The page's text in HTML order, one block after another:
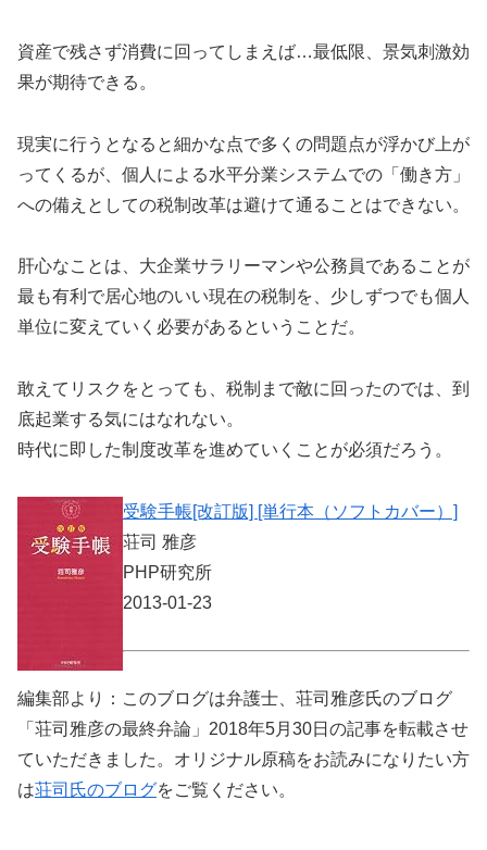
資産で残さず消費に回ってしまえば…最低限、景気刺激効
果が期待できる。
現実に行うとなると細かな点で多くの問題点が浮かび上が
ってくるが、個人による水平分業システムでの「働き方」
への備えとしての税制改革は避けて通ることはできない。
肝心なことは、大企業サラリーマンや公務員であることが
最も有利で居心地のいい現在の税制を、少しずつでも個人
単位に変えていく必要があるということだ。
敢えてリスクをとっても、税制まで敵に回ったのでは、到
底起業する気にはなれない。
時代に即した制度改革を進めていくことが必須だろう。
受験手帳[改訂版] [単行本（ソフトカバー）]
荘司 雅彦
PHP研究所
2013-01-23
編集部より：このブログは弁護士、荘司雅彦氏のブログ
「荘司雅彦の最終弁論」2018年5月30日の記事を転載させ
ていただきました。オリジナル原稿をお読みになりたい方
は荘司氏のブログをご覧ください。